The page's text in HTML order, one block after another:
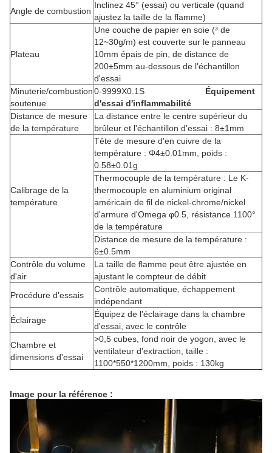
Angle de combustion
Inclinez 45° (essai) ou verticale (quand
ajustez la taille de la flamme)
Plateau
Une couche de papier en soie (³ de
12~30g/m) est couverte sur le panneau
10mm épais de pin, de distance de
200±5mm au-dessous de l'échantillon
d'essai
Minuterie/combustion
soutenue
0-9999X0.1S Équipement
d'essai d'inflammabilité
Distance de mesure
de la température
La distance entre le centre supérieur du
brûleur et l'échantillon d'essai : 8±1mm
Calibrage de la
température
Tête de mesure d'en cuivre de la
température : Φ4±0.01mm, poids :
0.58±0.01g
Thermocouple de la température : Le K-
thermocouple en aluminium original
américain de fil de nickel-chrome/nickel
d'armure d'Omega φ0.5, résistance 1100°
de la température
Distance de mesure de la température :
6±0.5mm
Contrôle du volume
d'air
La taille de flamme peut être ajustée en
ajustant le compteur de débit
Procédure d'essais
Contrôle automatique, échappement
indépendant
Éclairage
Équipez de l'éclairage dans la chambre
d'essai, avec le contrôle
Chambre et
dimensions d'essai
>0,5 cubes, fond noir de yogon, avec le
ventilateur d'extraction, taille :
1100*550*1200mm, poids : 130kg
Image pour la référence :